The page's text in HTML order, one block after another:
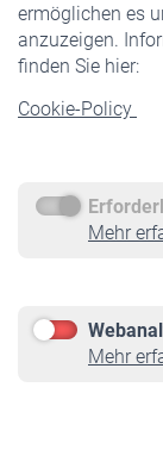
ermöglichen es
anzuzeigen.
finden Sie hier:
Cookie-Policy
Mehr
Mehr
Rentner
Rentenbeginn
Rente beantragen
Service
Informationen
Online-Rechner
VBLnewsletter